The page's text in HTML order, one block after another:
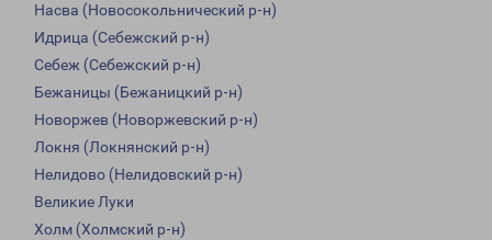
Насва (Новосокольнический р-н)
Идрица (Себежский р-н)
Себеж (Себежский р-н)
Бежаницы (Бежаницкий р-н)
Новоржев (Новоржевский р-н)
Локня (Локнянский р-н)
Нелидово (Нелидовский р-н)
Великие Луки
Холм (Холмский р-н)